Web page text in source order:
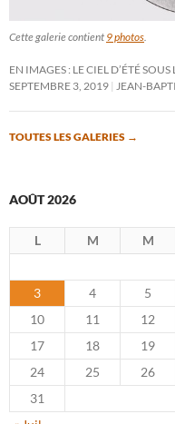
Cette galerie contient 9 photos
EN IMAGES : LE CIEL D’ÉTÉ
SEPTEMBRE 3, 2019
JEAN-
TOUTES LES GALERIES →
AOÛT 2026
L M M
3
4 5
10
11 12
17
18 19
24
25 26
31